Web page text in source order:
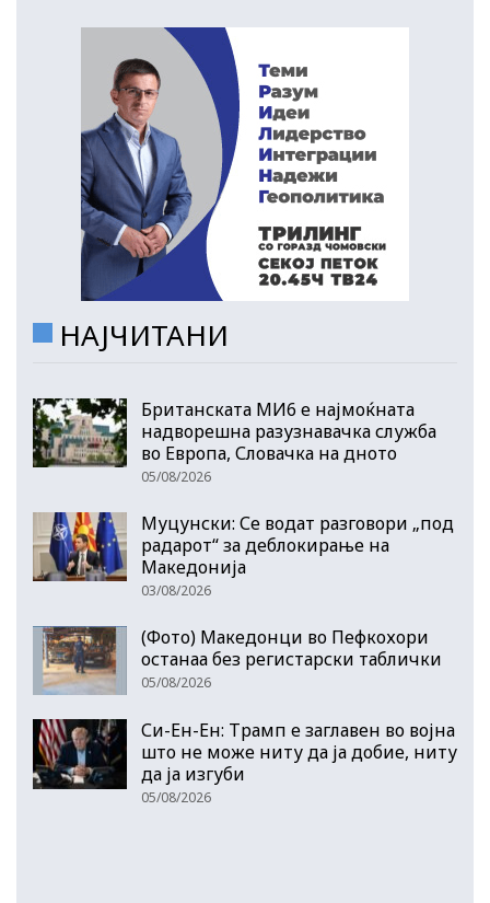
НАЈЧИТАНИ
Британската МИ6 е најмоќната
надворешна разузнавачка служба
во Европа, Словачка на дното
05/08/2026
Муцунски: Се водат разговори „под
радарот“ за деблокирање на
Македонија
03/08/2026
(Фото) Македонци во Пефкохори
останаа без регистарски таблички
05/08/2026
Си-Ен-Ен: Трамп е заглавен во војна
што не може ниту да ја добие, ниту
да ја изгуби
05/08/2026